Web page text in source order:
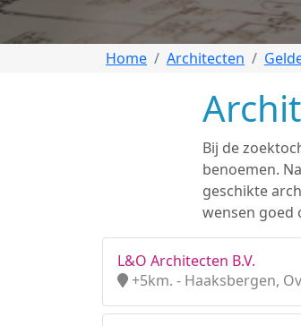
Home Architecten
Bij de
benoemen.
geschikte
wensen goed
L&O Architecten B.V.
+5km. - Haaksbergen,